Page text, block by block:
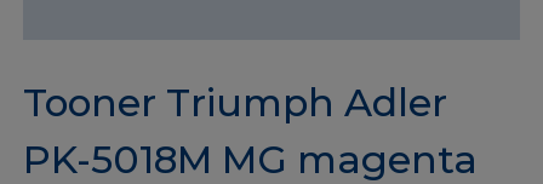
Tooner Triumph Adler
PK-5018M MG magenta